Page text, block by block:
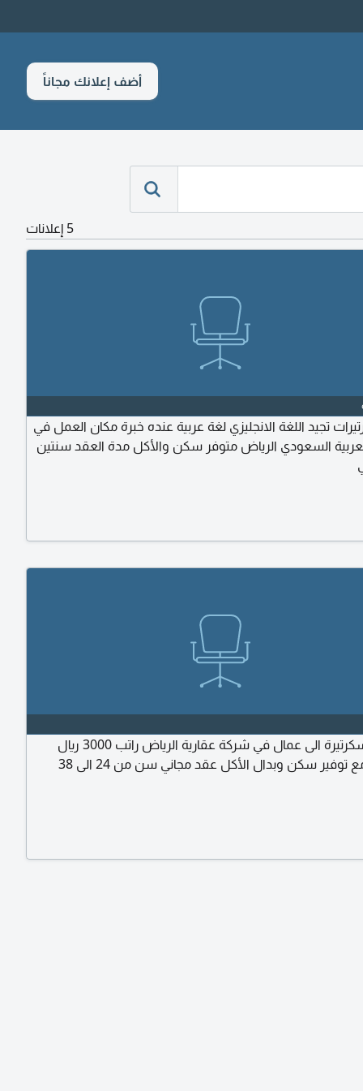
أضف إعلانك مجاناً
5 إعلانات
تجيد اللغة الانجليزي لغة عربية عنده خبرة مكان العمل في
السعودي الرياض متوفر سكن والأكل مدة العقد سنتين
مطلوب سكرتيرة الى عمال في شركة عقارية الرياض راتب 3000 ريال
سكن وبدال الأكل عقد مجاني سن من 24 الى 38